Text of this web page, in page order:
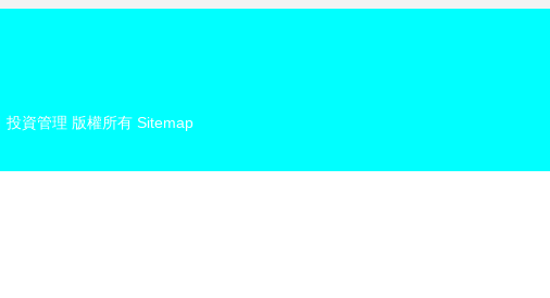
投資管理 版權所有 Sitemap